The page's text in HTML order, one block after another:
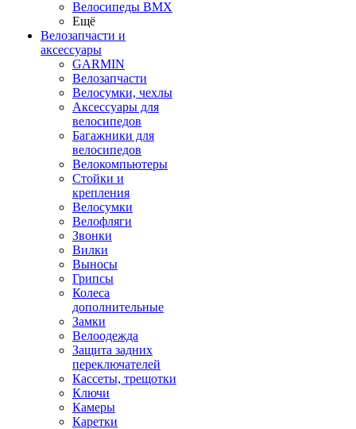
Велосипеды BMX
Ещё
Велозапчасти и
аксессуары
GARMIN
Велозапчасти
Велосумки, чехлы
Аксессуары для
велосипедов
Багажники для
велосипедов
Велокомпьютеры
Стойки и
крепления
Велосумки
Велофляги
Звонки
Вилки
Выносы
Грипсы
Колеса
дополнительные
Замки
Велоодежда
Защита задних
переключателей
Кассеты, трещотки
Ключи
Камеры
Каретки